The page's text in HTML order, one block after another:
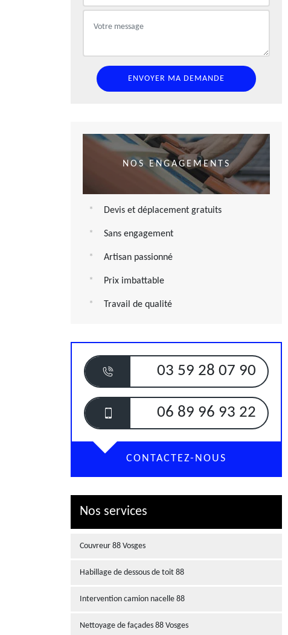
NOS ENGAGEMENTS
Devis et déplacement gratuits
Sans engagement
Artisan passionné
Prix imbattable
Travail de qualité
03 59 28 07 90
06 89 96 93 22
CONTACTEZ-NOUS
Nos services
Couvreur 88 Vosges
Habillage de dessous de toit 88
Intervention camion nacelle 88
Nettoyage de façades 88 Vosges